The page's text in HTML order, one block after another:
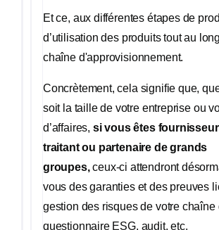
Et ce, aux différentes étapes de
d’utilisation des produits tout au
chaîne d'approvisionnement.
Concrètement, cela signifie que,
soit la taille de votre entreprise ou
d’affaires, si vous êtes
traitant ou partenaire de grands
groupes,ceux-ci attendront
vous des garanties et des preuves
gestion des risques de votre chaîne
questionnaire ESG, audit, etc.